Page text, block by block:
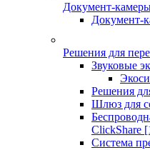
Документ-
Документ-
Решения для
Звуковые
Решения
Шлюз для
ClickShare
Система